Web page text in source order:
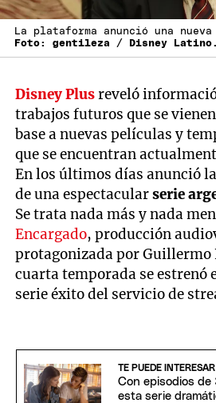
La plataforma anunció una nueva
Foto: gentileza / Disney Latino.
Disney Plusreveló
trabajos futuros que se
base a nuevas películas y
que se encuentran
En los últimos días anunció
de una espectacularserie
Se trata nada más y nada
Encargado, producción
protagonizada por Guillermo
cuarta temporada se estrenó
serie éxito del servicio de
TE PUEDE INTERESAR
Con episodios
esta serie